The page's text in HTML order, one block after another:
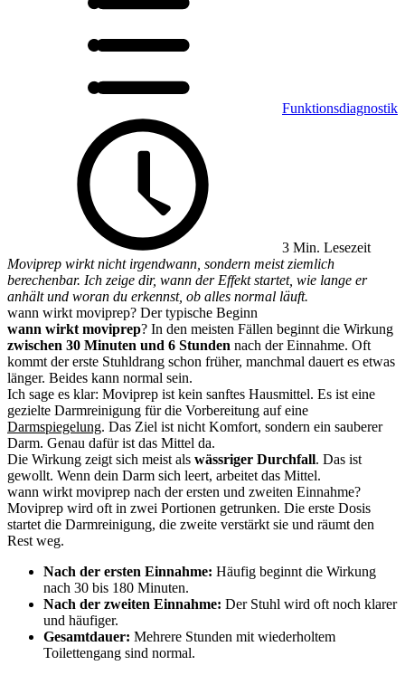
Funktionsdiagnostik
3 Min. Lesezeit
Moviprep wirkt nicht irgendwann, sondern meist ziemlich
berechenbar. Ich zeige dir, wann der Effekt startet, wie lange er
anhält und woran du erkennst, ob alles normal läuft.
wann wirkt moviprep? Der typische Beginn
wann wirkt moviprep? In den meisten Fällen beginnt die Wirkung
zwischen 30 Minuten und 6 Stunden nach der Einnahme. Oft
kommt der erste Stuhldrang schon früher, manchmal dauert es etwas
länger. Beides kann normal sein.
Ich sage es klar: Moviprep ist kein sanftes Hausmittel. Es ist eine
gezielte Darmreinigung für die Vorbereitung auf eine
Darmspiegelung. Das Ziel ist nicht Komfort, sondern ein sauberer
Darm. Genau dafür ist das Mittel da.
Die Wirkung zeigt sich meist als wässriger Durchfall. Das ist
gewollt. Wenn dein Darm sich leert, arbeitet das Mittel.
wann wirkt moviprep nach der ersten und zweiten Einnahme?
Moviprep wird oft in zwei Portionen getrunken. Die erste Dosis
startet die Darmreinigung, die zweite verstärkt sie und räumt den
Rest weg.
Nach der ersten Einnahme: Häufig beginnt die Wirkung
nach 30 bis 180 Minuten.
Nach der zweiten Einnahme: Der Stuhl wird oft noch klarer
und häufiger.
Gesamtdauer: Mehrere Stunden mit wiederholtem
Toilettengang sind normal.